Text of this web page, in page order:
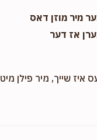
מיר מוזן דאס
אז דער
איז שייך, מיר פילן מיט